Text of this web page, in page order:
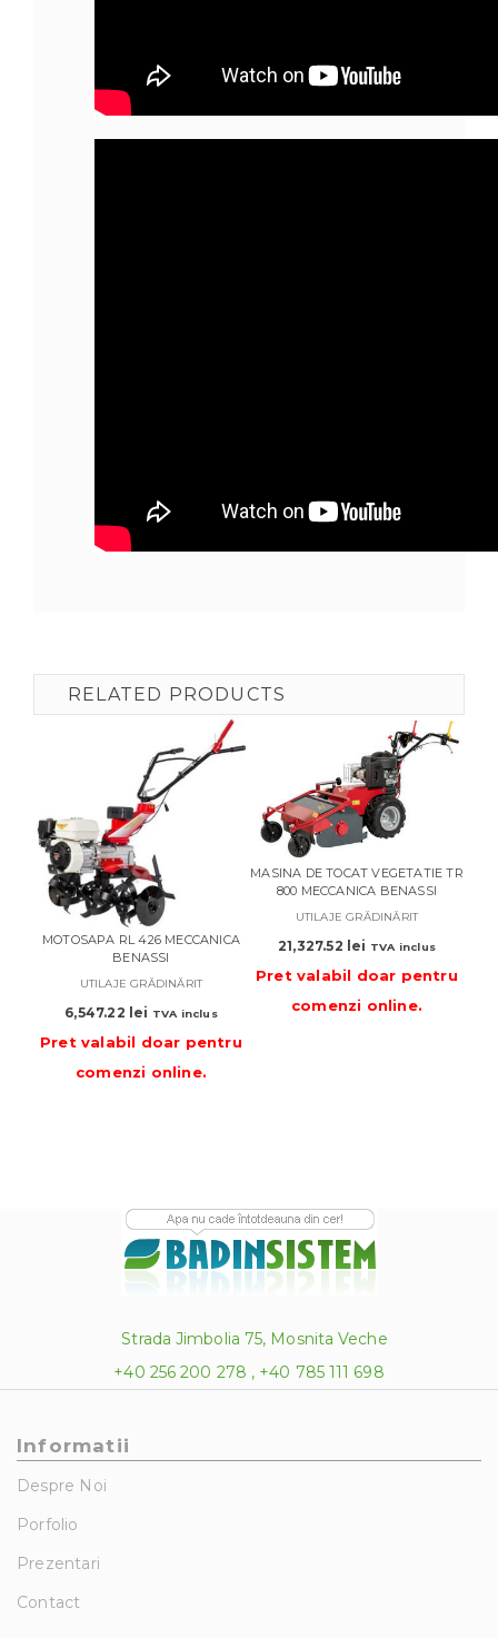
RELATED PRODUCTS
MOTOSAPA RL 426 MECCANICA
BENASSI
UTILAJE GRĂDINĂRIT
6,547.22 lei TVA inclus
Pret valabil doar pentru
comenzi online.
MASINA DE TOCAT VEGETATIE TR
800 MECCANICA BENASSI
UTILAJE GRĂDINĂRIT
21,327.52 lei TVA inclus
Pret valabil doar pentru
comenzi online.
Strada Jimbolia 75, Mosnita Veche
+40 256 200 278 , +40 785 111 698
Informatii
Despre Noi
Porfolio
Prezentari
Contact